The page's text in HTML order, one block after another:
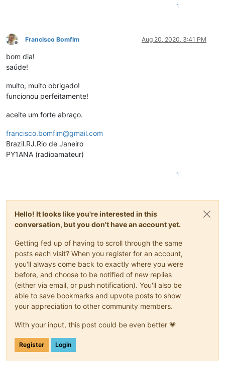
1
Offline
Francisco Bomfim Aug 20, 2020, 3:41 PM
bom dia!
saúde!
muito, muito obrigado!
funcionou perfeitamente!
aceite um forte abraço.
francisco.bomfim@gmail.com
Brazil.RJ.Rio de Janeiro
PY1ANA (radioamateur)
1
Hello! It looks like you're interested in this
conversation, but you don't have an account yet.
Getting fed up of having to scroll through the same
posts each visit? When you register for an account,
you'll always come back to exactly where you were
before, and choose to be notified of new replies
(either via email, or push notification). You'll also be
able to save bookmarks and upvote posts to show
your appreciation to other community members.
With your input, this post could be even better 💗
Register Login